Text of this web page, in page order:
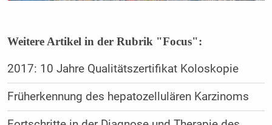
Weitere Artikel in der Rubrik "Focus":
2017: 10 Jahre Qualitätszertifikat Koloskopie
Früherkennung des hepatozellulären Karzinoms